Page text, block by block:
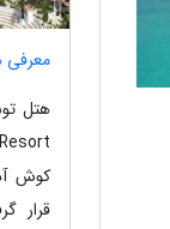
معرفی
کوش
قرار